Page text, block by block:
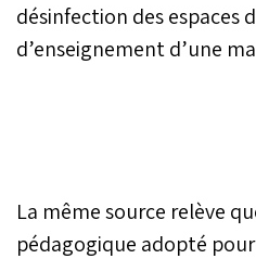
désinfection des espaces
d’enseignement d’une
La même source relève
pédagogique adopté